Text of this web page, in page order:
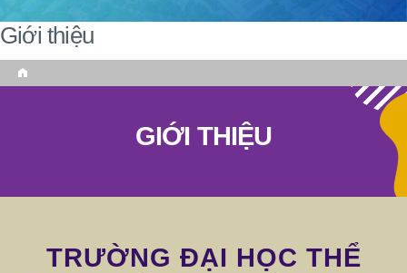
Giới thiệu
GIỚI THIỆU
TRƯỜNG ĐẠI HỌC THỂ